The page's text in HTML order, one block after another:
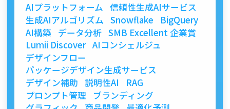
AIプラットフォーム 信頼性生成AIサービス
生成AIアルゴリズム Snowflake
BigQuery
AI構築
データ分析 SMB Excellent 企業賞
Lumii Discover AIコンシェルジュ
デザインフロー
パッケージデザイン生成サービス
デザイン補助 説明性AI
RAG
プロンプト管理
ブランディング